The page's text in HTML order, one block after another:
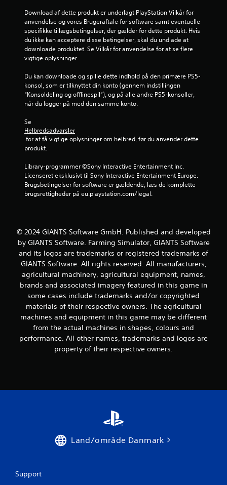
e
r
f
9
6
r
d
e
r
i
n
g
Download af dette produkt er underlagt PlayStation Vilkår for
anvendelse og vores Brugeraftale for software samt eventuelle
specifikke tillægsbetingelser, der gælder for dette produkt. Hvis
du ikke kan acceptere disse betingelser, skal du undlade at
downloade produktet. Se Vilkår for anvendelse for at se flere
vigtige oplysninger.
Du kan downloade og spille dette indhold på den primære PS5-
konsol, som er tilknyttet din konto (gennem indstillingen
“Konsoldeling og offlinespil”), og på alle andre PS5-konsoller,
når du logger på med den samme konto.
Se
Helbredsadvarsler
produkt.
Library-programmer ©Sony Interactive Entertainment Inc.
Licenseret eksklusivt til Sony Interactive Entertainment Europe.
Brugsbetingelser for software er gældende, læs de komplette
brugsrettigheder på eu.playstation.com/legal.
© 2024 GIANTS Software GmbH. Published and developed
by GIANTS Software. Farming Simulator, GIANTS Software
and its logos are trademarks or registered trademarks of
GIANTS Software. All rights reserved. All manufacturers,
agricultural machinery, agricultural equipment, names,
brands and associated imagery featured in this game in
some cases include trademarks and/or copyrighted
materials of their respective owners. The agricultural
machines and equipment in this game may be different
from the actual machines in shapes, colours and
performance. All other names, trademarks and logos are
property of their respective owners.
Land/område Danmark
Support